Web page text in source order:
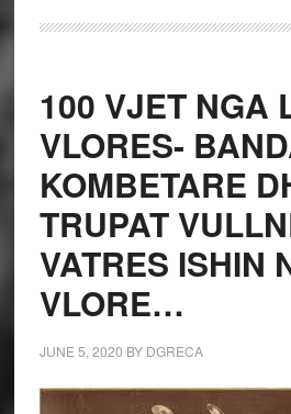
100 VJET NGA
VLORES-
KOMBETARE
TRUPAT
VATRES ISHIN
VLORE…
JUNE 5, 2020 BY DGRECA